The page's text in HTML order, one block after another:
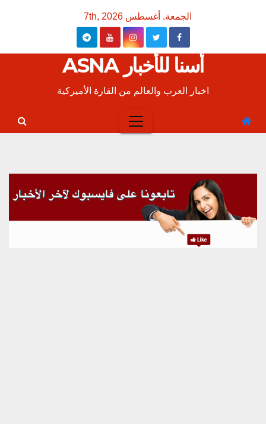
الجمعة. أغسطس 7th, 2026
أسنا للأخبار ASNA
اخبار العرب والعالم من القارة الأميركية